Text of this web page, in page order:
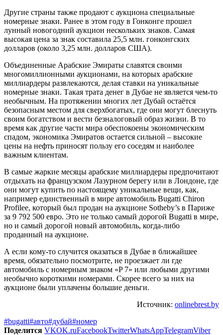
Другие страны также продают с аукциона специальные
номерные знаки. Ранее в этом году в Гонконге прошел
лунный новогодний аукцион нескольких знаков. Самая
высокая цена за знак составила 25,5 млн. гонконгских
долларов (около 3,25 млн. долларов США).
Объединенные Арабские Эмираты славятся своими
многомиллионными аукционами, на которых арабские
миллиардеры развлекаются, делая ставки на уникальные
номерные знаки. Такая трата денег в Дубае не является чем-то
необычным. На протяжении многих лет Дубай остаётся
безопасным местом для сверхбогатых, где они могут блеснуть
своим богатством и вести безналоговый образ жизни. В то
время как другие части мира обеспокоены экономическим
спадом, экономика Эмиратов остается сильной – высокие
цены на нефть приносят пользу его соседям и наиболее
важным клиентам.
В самые жаркие месяцы арабские миллиардеры предпочитают
отдыхать на французском Лазурном берегу или в Лондоне, где
они могут купить по настоящему уникальные вещи, как,
например единственный в мире автомобиль Bugatti Chiron
Profilee, который был продан на аукционе Sotheby’s в Париже
за 9 792 500 евро. Это не только самый дорогой Bugatti в мире,
но и самый дорогой новый автомобиль, когда-либо
проданный на аукционе.
А если кому-то случится оказаться в Дубае в ближайшее
время, обязательно посмотрите, не проезжает ли где
автомобиль с номерным знаком «P 7» или любыми другими
необычно короткими номерами. Скорее всего за них на
аукционе были уплачены большие деньги.
Источник: onlinebrest.by
#bugatti#авто#дубай#номер
Поделится VKOK.ruFacebookTwitterWhatsAppTelegramViber